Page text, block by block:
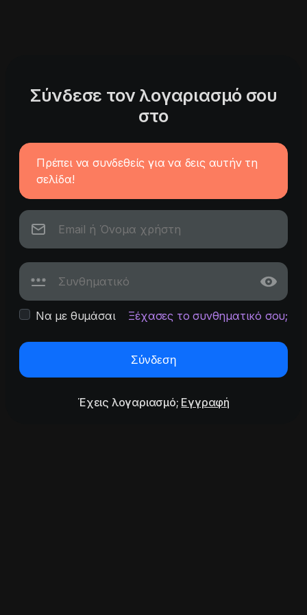
Σύνδεσε τον λογαριασμό σου
στο
Πρέπει να συνδεθείς για να δεις αυτήν τη
σελίδα!
Να με θυμάσαι Ξέχασες το συνθηματικό σου;
Σύνδεση
Έχεις λογαριασμό; Εγγραφή